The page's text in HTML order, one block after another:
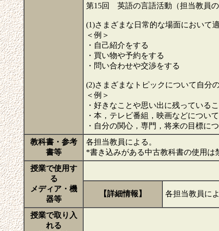
第15回 英語の言語活動（担当教員
(1)さまざまな日常的な場面において
＜例＞
・自己紹介をする
・買い物や予約をする
・問い合わせや交渉をする
(2)さまざまなトピックについて自分
＜例＞
・好きなことや思い出に残っている
・本，テレビ番組，映画などについて
・自分の関心，専門，将来の目標に
教科書・参考
書等
各担当教員による。
*書き込みがある中古教科書の使用は
授業で使用す
る
メディア・機
器等
【詳細情報】 各担当教員に
授業で取り入
れる